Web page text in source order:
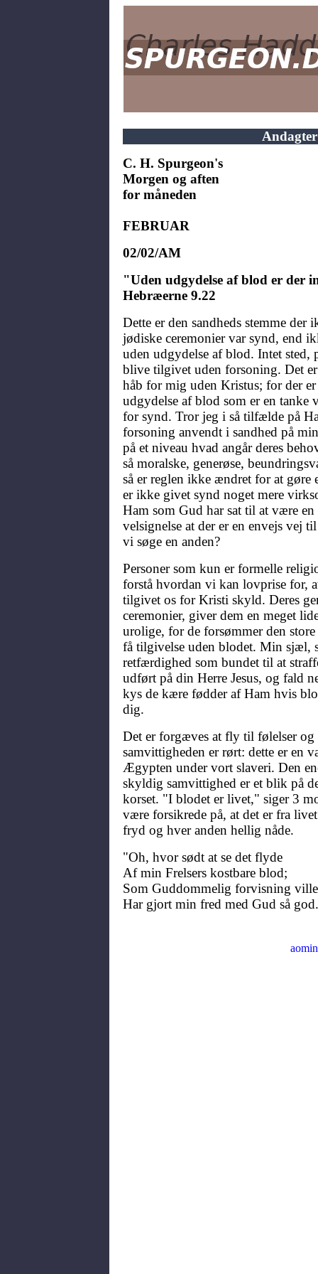
Andagter
C. H. Spurgeon's
Morgen og aften
for måneden
FEBRUAR
02/02/AM
"Uden udgydelse af blod er der
Hebræerne 9.22
Dette er den sandheds stemme
jødiske ceremonier var synd, end
uden udgydelse af blod. Intet sted,
blive tilgivet uden forsoning. Det
håb for mig uden Kristus; for der
udgydelse af blod som er en tanke
for synd. Tror jeg i så tilfælde på
forsoning anvendt i sandhed på
på et niveau hvad angår deres
så moralske, generøse,
så er reglen ikke ændret for at gøre
er ikke givet synd noget mere
Ham som Gud har sat til at være
velsignelse at der er en envejs vej
vi søge en anden?
Personer som kun er formelle
forstå hvordan vi kan lovprise for,
tilgivet os for Kristi skyld. Deres
ceremonier, giver dem en meget
urolige, for de forsømmer den
få tilgivelse uden blodet. Min sjæl,
retfærdighed som bundet til at
udført på din Herre Jesus, og fald
kys de kære fødder af Ham hvis
dig.
Det er forgæves at fly til følelser og
samvittigheden er rørt: dette er en
Ægypten under vort slaveri. Den
skyldig samvittighed er et blik på
korset. "I blodet er livet," siger 3
være forsikrede på, at det er fra
fryd og hver anden hellig nåde.
"Oh, hvor sødt at se det flyde
Af min Frelsers kostbare blod;
Som Guddommelig forvisning
Har gjort min fred med Gud så